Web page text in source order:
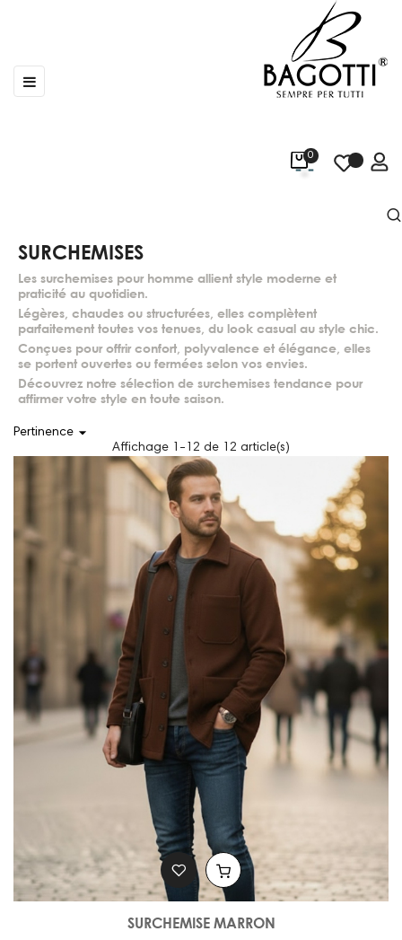
Basculer
la
☰
0
SURCHEMISES
Les surchemises pour homme allient style moderne et
praticité au quotidien.
Légères, chaudes ou structurées, elles complètent
parfaitement toutes vos tenues, du look casual au style chic.
Conçues pour offrir confort, polyvalence et élégance, elles
se portent ouvertes ou fermées selon vos envies.
Découvrez notre sélection de surchemises tendance pour
affirmer votre style en toute saison.
Pertinence 
Affichage 1-12 de 12 article(s)
SURCHEMISE MARRON